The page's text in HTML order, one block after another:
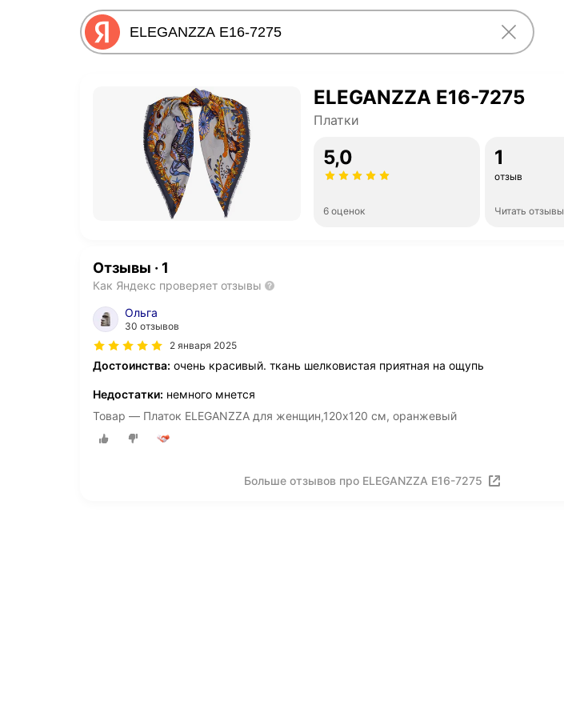
ELEGANZZA E16-7275
Платки
5,0
6 оценок
1
отзыв
Читать отзывы
Отзывы · 1
Как Яндекс проверяет отзывы
Ольга
30 отзывов
2 января 2025
Достоинства: очень красивый. ткань шелковистая приятная на ощупь
Недостатки: немного мнется
Товар — Платок ELEGANZZA для женщин,120х120 см, оранжевый
Больше отзывов про ELEGANZZA E16-7275